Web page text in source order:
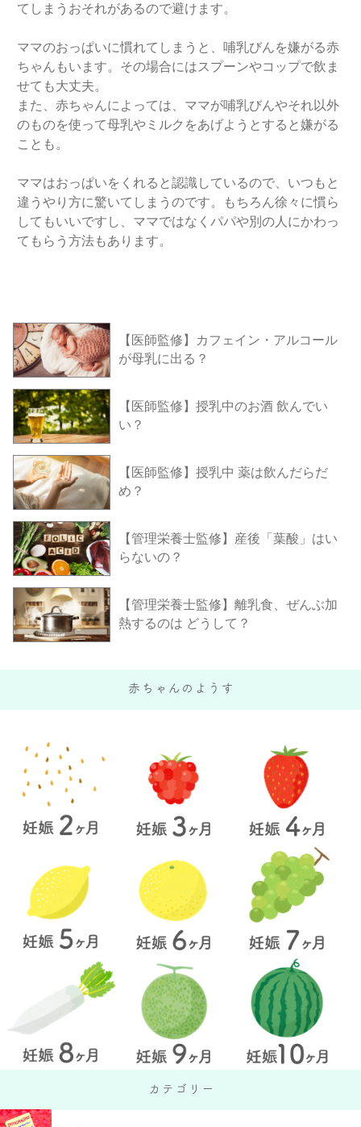
てしまうおそれがあるので避けます。
ママのおっぱいに慣れてしまうと、哺乳びんを嫌がる赤
ちゃんもいます。その場合にはスプーンやコップで飲ま
せても大丈夫。
また、赤ちゃんによっては、ママが哺乳びんやそれ以外
のものを使って母乳やミルクをあげようとすると嫌がる
ことも。
ママはおっぱいをくれると認識しているので、いつもと
違うやり方に驚いてしまうのです。もちろん徐々に慣ら
してもいいですし、ママではなくパパや別の人にかわっ
てもらう方法もあります。
【医師監修】カフェイン・アルコール
が母乳に出る？
【医師監修】授乳中のお酒 飲んでい
い？
【医師監修】授乳中 薬は飲んだらだ
め？
【管理栄養士監修】産後「葉酸」はい
らないの？
【管理栄養士監修】離乳食、ぜんぶ加
熱するのは どうして？